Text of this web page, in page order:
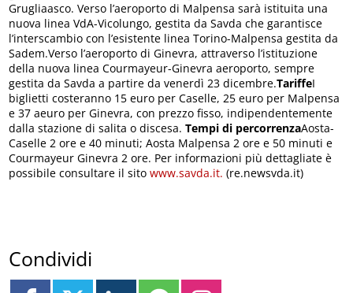
Grugliaasco. Verso l’aeroporto di Malpensa sarà istituita una
nuova linea VdA-Vicolungo, gestita da Savda che garantisce
l’interscambio con l’esistente linea Torino-Malpensa gestita da
Sadem.Verso l’aeroporto di Ginevra, attraverso l’istituzione
della nuova linea Courmayeur-Ginevra aeroporto, sempre
gestita da Savda a partire da venerdì 23 dicembre.TariffeI
biglietti costeranno 15 euro per Caselle, 25 euro per Malpensa
e 37 aeuro per Ginevra, con prezzo fisso, indipendentemente
dalla stazione di salita o discesa.Tempi di percorrenzaAosta-
Caselle 2 ore e 40 minuti; Aosta Malpensa 2 ore e 50 minuti e
Courmayeur Ginevra 2 ore. Per informazioni più dettagliate è
possibile consultare il sitowww.savda.it.(re.newsvda.it)
Condividi